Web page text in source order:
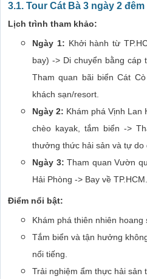
3.1. Tour Cát Bà 3 ngày 2 đêm
Lịch trình tham khảo:
Ngày 1: Khởi hành từ
bay) -> Di chuyển bằng cáp
Tham quan bãi biển Cát
khách sạn/resort.
Ngày 2: Khám phá Vịnh Lan
chèo kayak, tắm biển ->
thưởng thức hải sản và tự do
Ngày 3: Tham quan Vườn
Hải Phòng -> Bay về TP.HCM.
Điểm nổi bật:
Khám phá thiên nhiên hoang
Tắm biển và tận hưởng
nổi tiếng.
Trải nghiệm ẩm thực hải sản